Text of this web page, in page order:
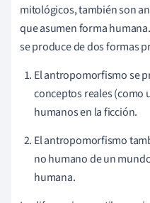
mitológicos, también son
que asumen forma
se produce de dos formas
El antropomorfismo se
conceptos reales (como
humanos en la ficción.
El antropomorfismo
no humano de un
humana.